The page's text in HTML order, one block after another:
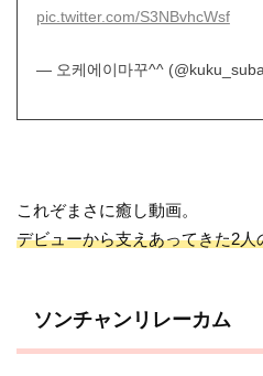
pic.twitter.com/S3NBvhcWsf
— 오케에이마꾸^^
これぞまさに癒し動画。
デビューから支えあってきた2
ソンチャンリレーカム